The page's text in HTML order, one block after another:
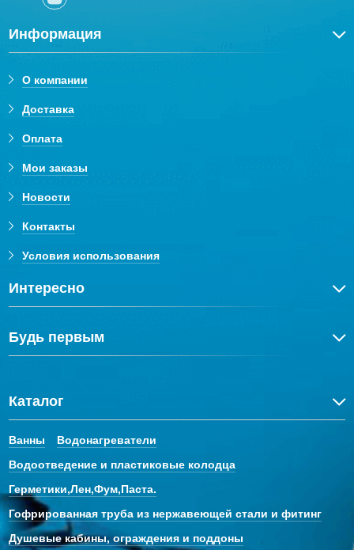
Информация
О компании
Доставка
Оплата
Мои заказы
Новости
Контакты
Условия использования
Интересно
Будь первым
Каталог
Ванны
Водонагреватели
Водоотведение и пластиковые колодца
Герметики,Лен,Фум,Паста.
Гофрированная труба из нержавеющей стали и фитинг
Душевые кабины, ограждения и поддоны